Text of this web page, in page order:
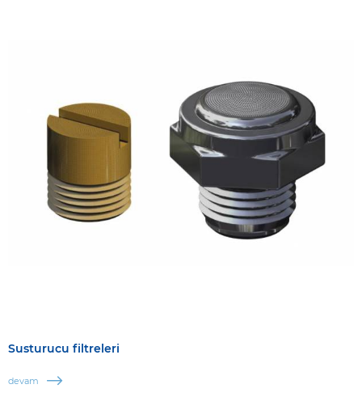
Susturucu filtreleri
devam